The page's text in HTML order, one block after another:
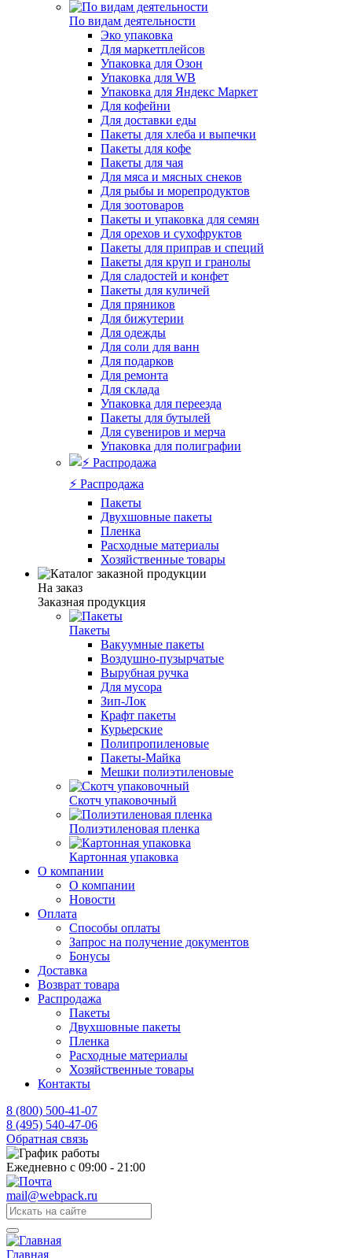
По видам деятельности
Эко упаковка
Для маркетплейсов
Упаковка для Озон
Упаковка для WB
Упаковка для Яндекс Маркет
Для кофейни
Для доставки еды
Пакеты для хлеба и выпечки
Пакеты для кофе
Пакеты для чая
Для мяса и мясных снеков
Для рыбы и морепродуктов
Для зоотоваров
Пакеты и упаковка для семян
Для орехов и сухофруктов
Пакеты для приправ и специй
Пакеты для круп и гранолы
Для сладостей и конфет
Пакеты для куличей
Для пряников
Для бижутерии
Для одежды
Для соли для ванн
Для подарков
Для ремонта
Для склада
Упаковка для переезда
Пакеты для бутылей
Для сувениров и мерча
Упаковка для полиграфии
⚡️ Распродажа
Пакеты
Двухшовные пакеты
Пленка
Расходные материалы
Хозяйственные товары
На заказ
Заказная продукция
Пакеты
Вакуумные пакеты
Воздушно-пузырчатые
Вырубная ручка
Для мусора
Зип-Лок
Крафт пакеты
Курьерские
Полипропиленовые
Пакеты-Майка
Мешки полиэтиленовые
Скотч упаковочный
Полиэтиленовая пленка
Картонная упаковка
О компании
О компании
Новости
Оплата
Способы оплаты
Запрос на получение документов
Бонусы
Доставка
Возврат товара
Распродажа
Пакеты
Двухшовные пакеты
Пленка
Расходные материалы
Хозяйственные товары
Контакты
8 (800) 500-41-07
8 (495) 540-47-06
Обратная связь
Ежедневно с 09:00 - 21:00
mail@webpack.ru
Главная